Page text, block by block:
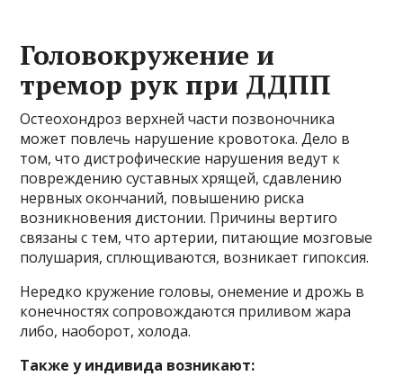
Головокружение и
тремор рук при ДДПП
Остеохондроз верхней части позвоночника
может повлечь нарушение кровотока. Дело в
том, что дистрофические нарушения ведут к
повреждению суставных хрящей, сдавлению
нервных окончаний, повышению риска
возникновения дистонии. Причины вертиго
связаны с тем, что артерии, питающие мозговые
полушария, сплющиваются, возникает гипоксия.
Нередко кружение головы, онемение и дрожь в
конечностях сопровождаются приливом жара
либо, наоборот, холода.
Также у индивида возникают: